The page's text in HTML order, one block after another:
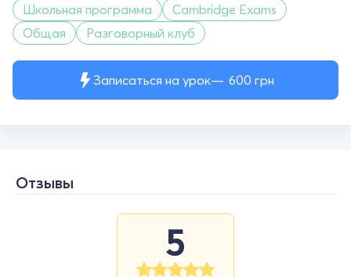
Записаться на урок 600 грн
Школьная программа
Cambridge Exams
Общая
Разговорный клуб
Отзывы
5